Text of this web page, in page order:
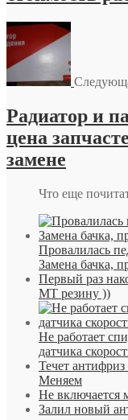
Радиатор и
цена
замене
Что еще
Провалилась
Замена бачка,
Первый раз
МТ резину ))
Не работает
датчика
Течет
Меняем
Не включается
Залил новый